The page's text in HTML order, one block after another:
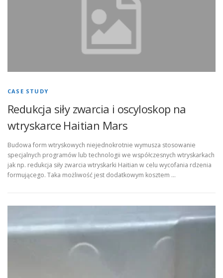
CASE STUDY
Redukcja siły zwarcia i oscyloskop na
wtryskarce Haitian Mars
Budowa form wtryskowych niejednokrotnie wymusza stosowanie
specjalnych programów lub technologii we współczesnych wtryskarkach
jak np. redukcja siły zwarcia wtryskarki Haitian w celu wycofania rdzenia
formującego. Taka możliwość jest dodatkowym kosztem …